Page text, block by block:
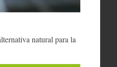
natural para la